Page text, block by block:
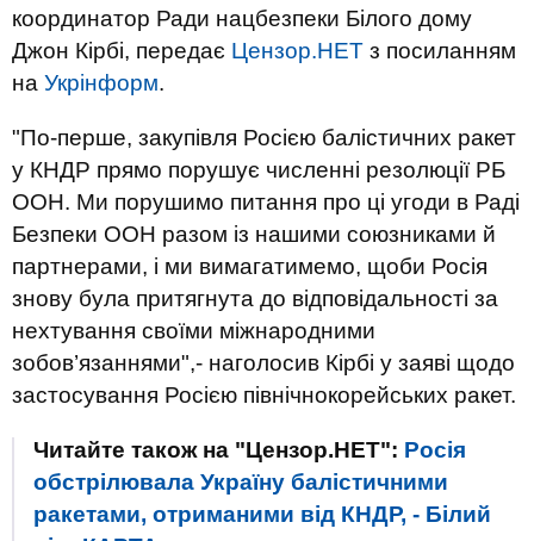
координатор Ради нацбезпеки Білого дому
Джон Кірбі, передає Цензор.НЕТ з посиланням
на Укрінформ.
"По-перше, закупівля Росією балістичних ракет
у КНДР прямо порушує численні резолюції РБ
ООН. Ми порушимо питання про ці угоди в Раді
Безпеки ООН разом із нашими союзниками й
партнерами, і ми вимагатимемо, щоби Росія
знову була притягнута до відповідальності за
нехтування своїми міжнародними
зобов’язаннями",- наголосив Кірбі у заяві щодо
застосування Росією північнокорейських ракет.
Читайте також на "Цензор.НЕТ": Росія
обстрілювала Україну балістичними
ракетами, отриманими від КНДР, - Білий